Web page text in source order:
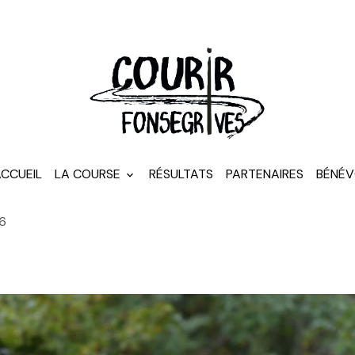
LA COURSE RÉSULTATS PARTENAIRES